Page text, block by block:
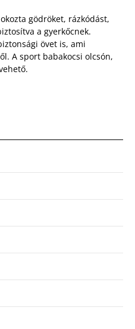
gödröket, rázkódást,
a gyerkőcnek.
övet is, ami
A sport babakocsi olcsón,